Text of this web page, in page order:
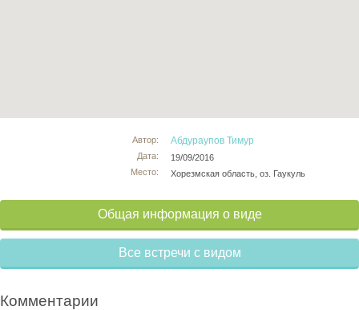
Автор:
Дата:
Место:
Абдураупов Тимур
19/09/2016
Хорезмская область, оз. Гаукуль
Общая информация о виде
Все встречи с видом
Комментарии